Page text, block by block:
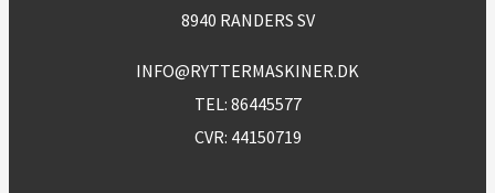
8940 RANDERS SV
INFO@RYTTERMASKINER.DK
TEL: 86445577
CVR: 44150719